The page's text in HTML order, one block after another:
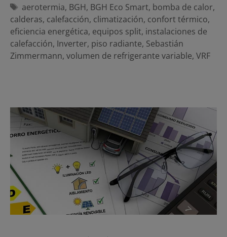
Etiquetas
aerotermia, BGH, BGH Eco Smart, bomba de calor,
calderas, calefacción, climatización, confort térmico,
eficiencia energética, equipos split, instalaciones de
calefacción, Inverter, piso radiante, Sebastián
Zimmermann, volumen de refrigerante variable, VRF